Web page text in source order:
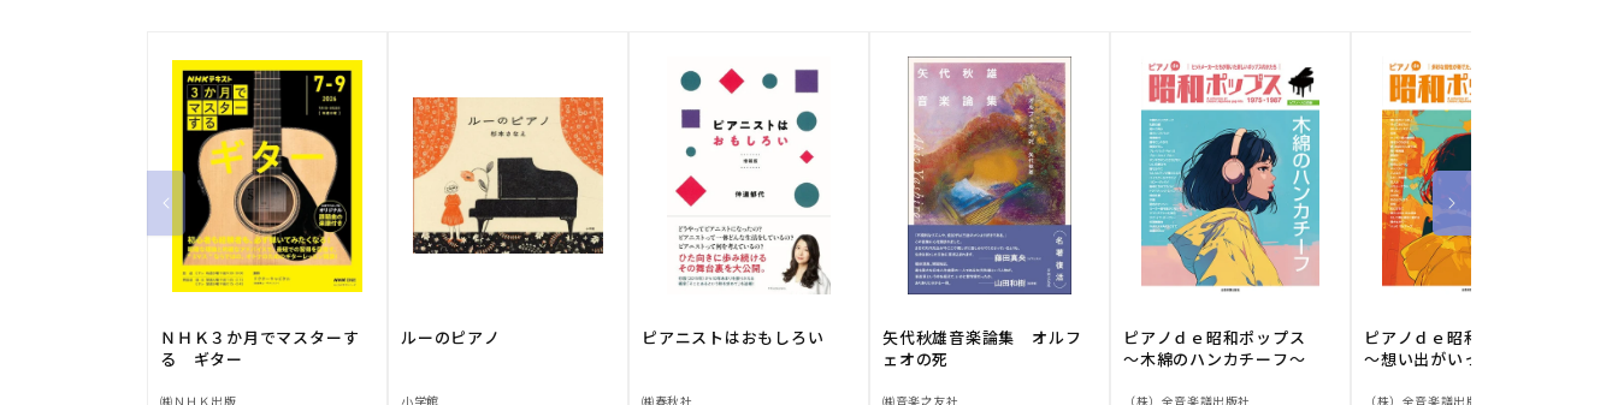
ＮＨＫ３か月でマスターす
る ギター
㈱ＮＨＫ出版
ルーのピアノ
小学館
ピアニストはおもしろい
㈱春秋社
矢代秋雄音楽論集 オルフ
ェオの死
㈱音楽之友社
ピアノｄｅ昭和ポップス
～木綿のハンカチーフ～
（株）全音楽譜出版社
ピアノｄｅ昭和ポップス
～想い出がいっぱい～
（株）全音楽譜出版社